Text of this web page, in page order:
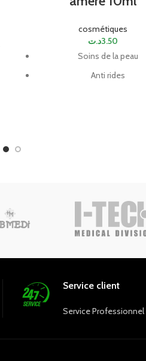
cosmétiques
3.50د.ت
Soins de la peau
Anti rides
Service client
Service Professionnel